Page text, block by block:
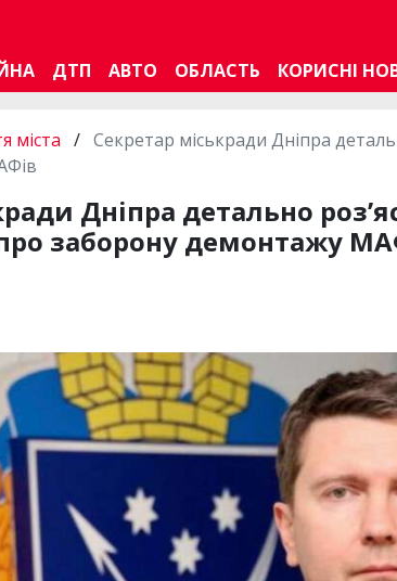
ДТП АВТО ОБЛАСТЬ КОРИСНІ
міста / Секретар міськради Дніпра
Дніпра детально
заборону демонтажу